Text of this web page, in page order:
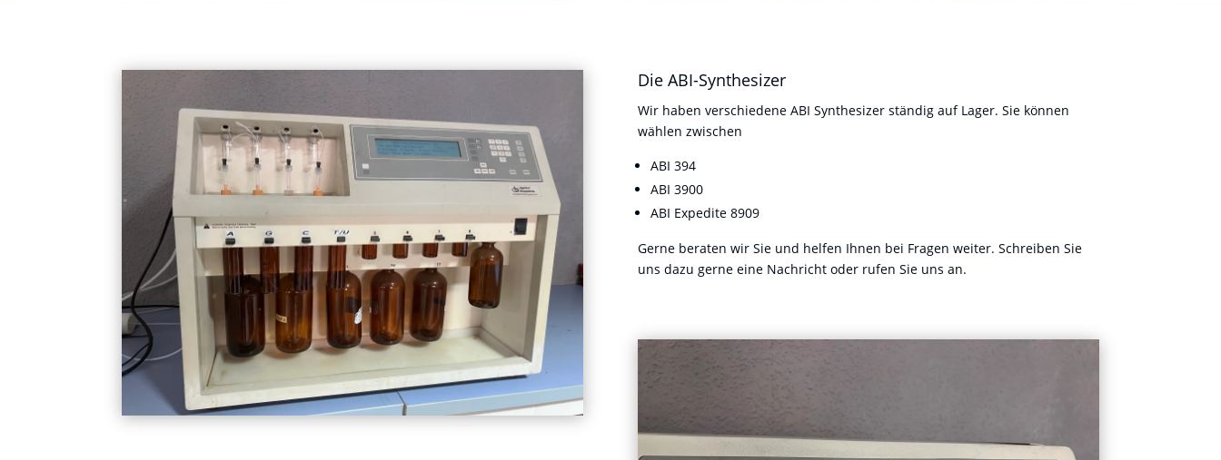
Die ABI-Synthesizer
Wir haben verschiedene ABI Synthesizer ständig auf Lager. Sie können
wählen zwischen
ABI 394
ABI 3900
ABI Expedite 8909
Gerne beraten wir Sie und helfen Ihnen bei Fragen weiter. Schreiben Sie
uns dazu gerne eine Nachricht oder rufen Sie uns an.